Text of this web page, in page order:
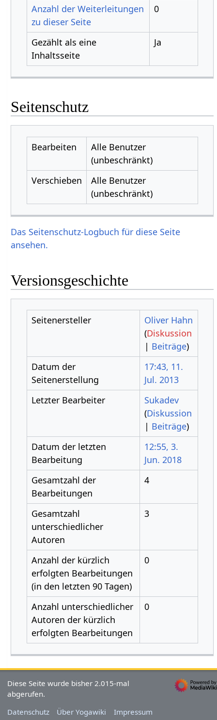
Anzahl der Weiterleitungen
zu dieser Seite
0
Gezählt als eine
Inhaltsseite
Ja
Seitenschutz
Bearbeiten
Alle Benutzer
(unbeschränkt)
Verschieben
Alle Benutzer
(unbeschränkt)
Das Seitenschutz-Logbuch für diese Seite
ansehen.
Versionsgeschichte
Seitenersteller
Oliver Hahn
(Diskussion
| Beiträge)
Datum der
Seitenerstellung
17:43, 11.
Jul. 2013
Letzter Bearbeiter
Sukadev
(Diskussion
| Beiträge)
Datum der letzten
Bearbeitung
12:55, 3.
Jun. 2018
Gesamtzahl der
Bearbeitungen
4
Gesamtzahl
unterschiedlicher
Autoren
3
Anzahl der kürzlich
erfolgten Bearbeitungen
(in den letzten 90 Tagen)
0
Anzahl unterschiedlicher
Autoren der kürzlich
erfolgten Bearbeitungen
0
Diese Seite wurde bisher 2.015-mal
abgerufen.
Datenschutz
Über Yogawiki Impressum